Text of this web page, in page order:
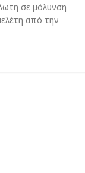
σε μόλυνση
από την